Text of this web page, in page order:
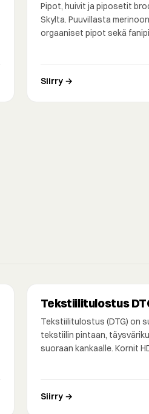
Pipot, huivit ja piposetit
Skylta. Puuvillasta
orgaaniset pipot sekä
Siirry →
Tekstiilitulostus
Tekstiilitulostus (DTG) on
tekstiilin pintaan,
suoraan kankaalle. Kornit
Siirry →